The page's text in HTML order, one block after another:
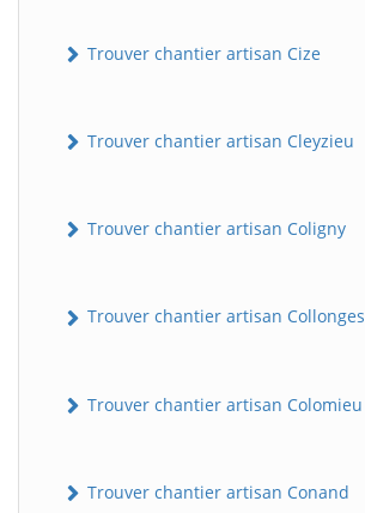
Trouver chantier artisan Cize
Trouver chantier artisan Cleyzieu
Trouver chantier artisan Coligny
Trouver chantier artisan Collonges
Trouver chantier artisan Colomieu
Trouver chantier artisan Conand
B BatiWebPro